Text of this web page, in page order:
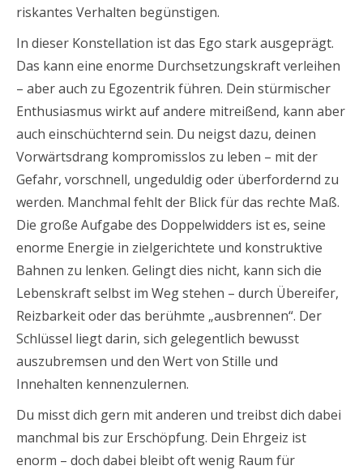
riskantes Verhalten begünstigen.
In dieser Konstellation ist das Ego stark ausgeprägt.
Das kann eine enorme Durchsetzungskraft verleihen
– aber auch zu Egozentrik führen. Dein stürmischer
Enthusiasmus wirkt auf andere mitreißend, kann aber
auch einschüchternd sein. Du neigst dazu, deinen
Vorwärtsdrang kompromisslos zu leben – mit der
Gefahr, vorschnell, ungeduldig oder überfordernd zu
werden. Manchmal fehlt der Blick für das rechte Maß.
Die große Aufgabe des Doppelwidders ist es, seine
enorme Energie in zielgerichtete und konstruktive
Bahnen zu lenken. Gelingt dies nicht, kann sich die
Lebenskraft selbst im Weg stehen – durch Übereifer,
Reizbarkeit oder das berühmte „ausbrennen“. Der
Schlüssel liegt darin, sich gelegentlich bewusst
auszubremsen und den Wert von Stille und
Innehalten kennenzulernen.
Du misst dich gern mit anderen und treibst dich dabei
manchmal bis zur Erschöpfung. Dein Ehrgeiz ist
enorm – doch dabei bleibt oft wenig Raum für